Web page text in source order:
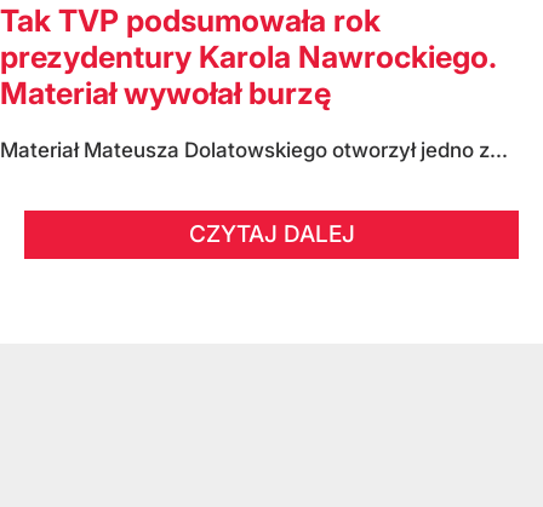
Tak TVP podsumowała rok
prezydentury Karola Nawrockiego.
Materiał wywołał burzę
Materiał Mateusza Dolatowskiego otworzył jedno z...
CZYTAJ DALEJ